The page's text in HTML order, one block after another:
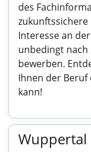
des
zukunftssichere
Interesse an
unbedingt nach
bewerben.
Ihnen der
kann!
Wuppertal